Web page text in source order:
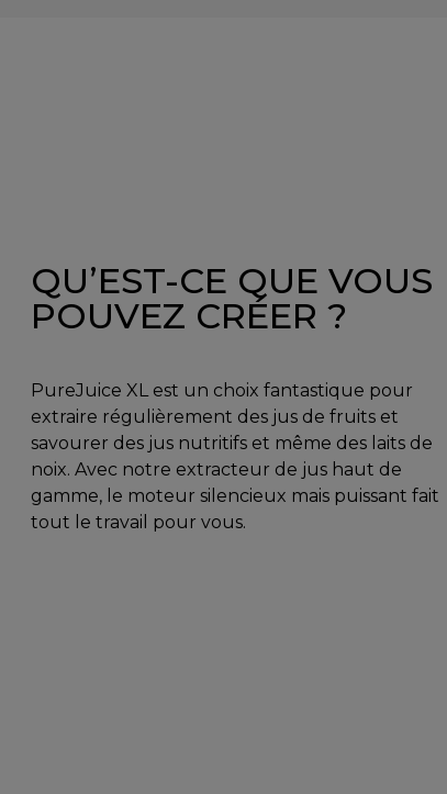
QU’EST-CE QUE VOUS
POUVEZ CRÉER ?
PureJuice XL est un choix fantastique pour
extraire régulièrement des jus de fruits et
savourer des jus nutritifs et même des laits de
noix. Avec notre extracteur de jus haut de
gamme, le moteur silencieux mais puissant fait
tout le travail pour vous.